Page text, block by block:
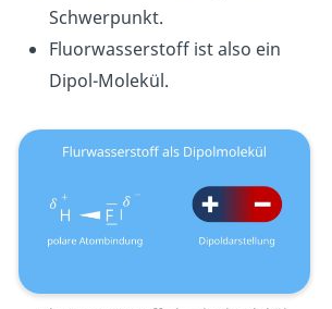
Schwerpunkt.
Fluorwasserstoff ist also ein
Dipol-Molekül.